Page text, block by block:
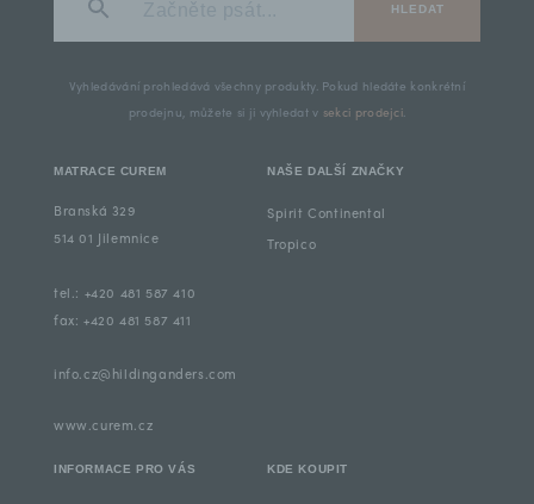
HLEDAT
Vyhledávání prohledává všechny produkty. Pokud hledáte konkrétní
prodejnu, můžete si ji vyhledat v sekci prodejci
MATRACE CUREM
Branská 329
514 01 Jilemnice
tel.: +420 481 587 410
fax: +420 481 587 411
info.cz@hildinganders.com
www.curem.cz
NAŠE DALŠÍ ZNAČKY
Spirit Continental
Tropico
INFORMACE PRO VÁS KDE KOUPIT